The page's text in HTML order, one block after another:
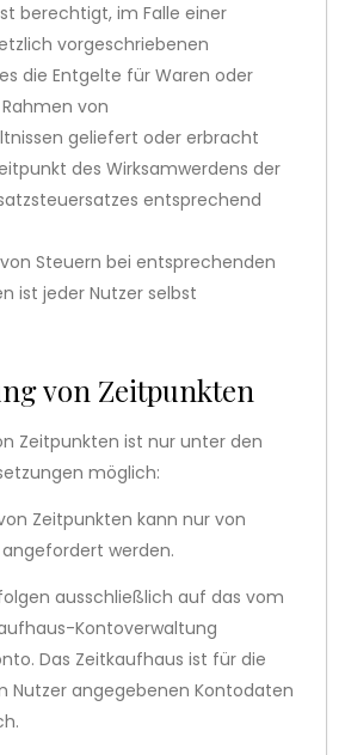
berechtigt, im Falle einer
vorgeschriebenen
die Entgelte für Waren oder
von
geliefert oder erbracht
des Wirksamwerdens der
entsprechend
Steuern bei entsprechenden
ist jeder Nutzer selbst
von Zeitpunkten
Zeitpunkten ist nur unter den
möglich:
Zeitpunkten kann nur von
werden.
ausschließlich auf das vom
Kontoverwaltung
Das Zeitkaufhaus ist für die
Nutzer angegebenen Kontodaten